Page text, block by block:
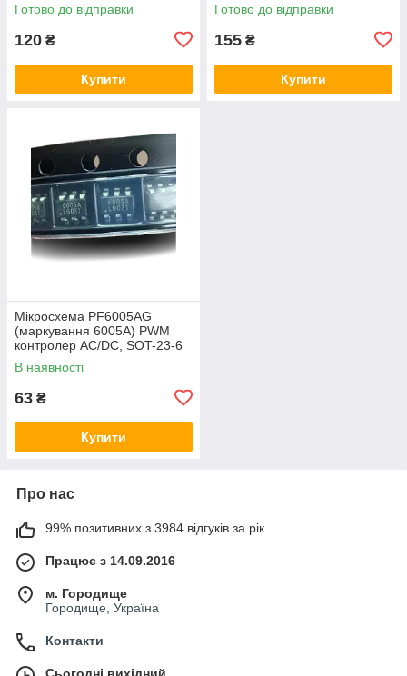
Готово до відправки
120 ₴
Купити
Готово до відправки
155 ₴
Купити
Мікросхема PF6005AG
(маркування 6005A) PWM
контролер AC/DC, SOT-23-6
В наявності
63 ₴
Купити
Про нас
99% позитивних з 3984 відгуків за рік
Працює з 14.09.2016
м. Городище
Городище, Україна
Контакти